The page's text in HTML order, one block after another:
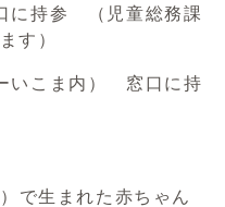
持参 （児童総務課
す）
いこま内） 窓口に持
で生まれた赤ちゃん